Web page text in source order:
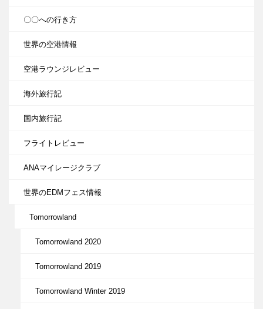
〇〇への行き方
世界の空港情報
空港ラウンジレビュー
海外旅行記
国内旅行記
フライトレビュー
ANAマイレージクラブ
世界のEDMフェス情報
Tomorrowland
Tomorrowland 2020
Tomorrowland 2019
Tomorrowland Winter 2019